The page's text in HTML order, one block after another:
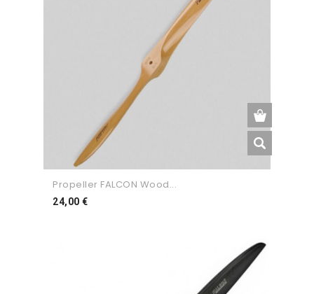
Propeller FALCON Wood...
24,00 €Preço